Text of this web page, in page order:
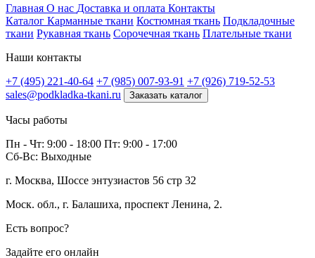
Главная О нас Доставка и оплата Контакты
Каталог Карманные ткани Костюмная ткань Подкладочные
ткани Рукавная ткань Сорочечная ткань Плательные ткани
Наши контакты
+7 (495) 221-40-64 +7 (985) 007-93-91 +7 (926) 719-52-53
sales@podkladka-tkani.ru
Заказать каталог
Часы работы
Пн - Чт: 9:00 - 18:00 Пт: 9:00 - 17:00
Сб-Вс: Выходные
г. Москва, Шоссе энтузиастов 56 стр 32
Моск. обл., г. Балашиха, проспект Ленина, 2.
Есть вопрос?
Задайте его онлайн